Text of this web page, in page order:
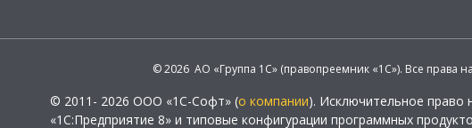
© 2026 АО «Группа 1С» (правопреемник «1С»). Все права
© 2011- 2026 ООО «1С-Софт» (о компании). Исключительное право
«1С:Предприятие 8» и типовые конфигурации программных